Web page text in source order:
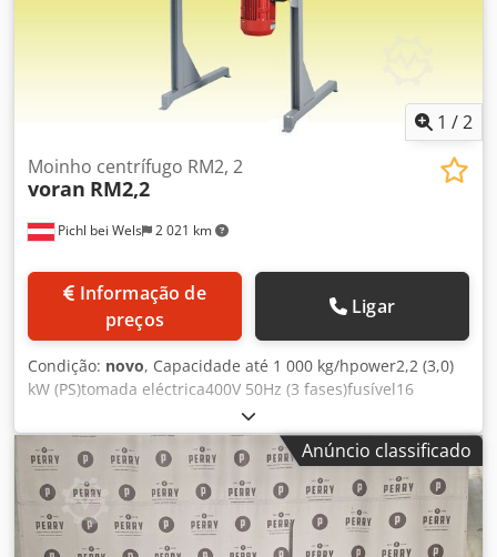
1 /2
Pichl bei Wels 2 021 km
Moinho centrífugo RM2, 2
voran RM2,2
preços
Ligar
Condição: novo, Capacidade até 1 000 kg/hpower2,2 (3,0)
kW (PS)tomada eléctrica400V 50Hz (3 fases)fusível16
Adimensions:comprimento550 mmwidth520 mmheight1
145 mmheight with stand1 530 mminsertion resp. altura
de descarga1 530 mmweight (without / with stand)45 / 60
kgmaterial1.4301 / AISI 304mash discharge height660
mmsuitable forpomaceous and stone fruitscope of
delivery9 mm cutting screen Dcedob I Sw Ispfx Apcsk
Anúncio classificado